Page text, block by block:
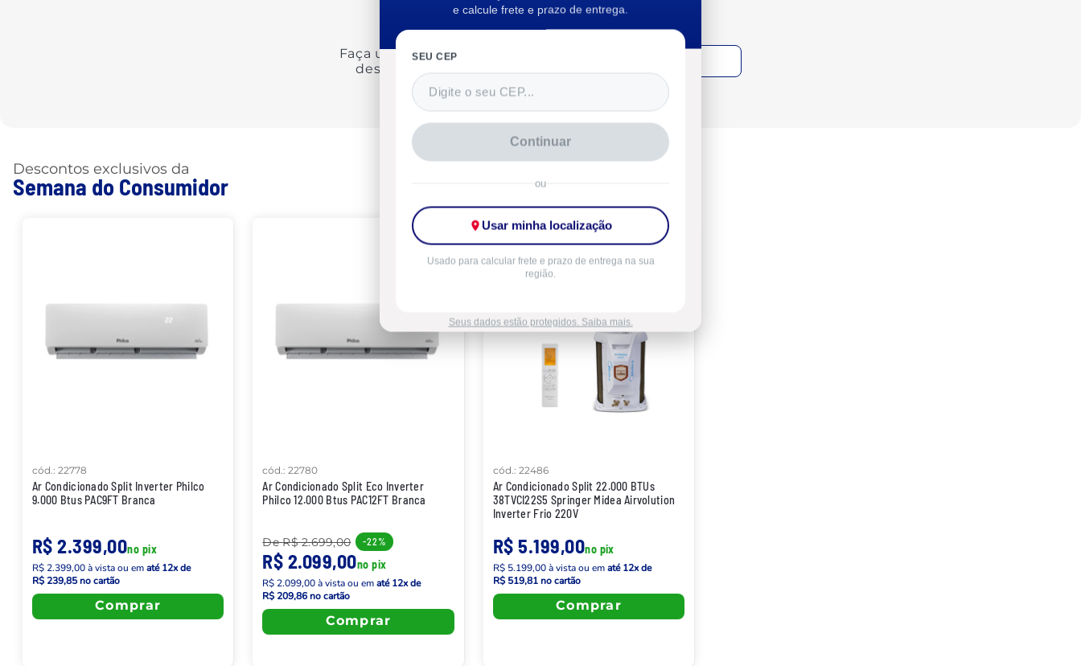
e calcule frete e prazo de entrega.
SEU CEP
Continuar
ou
Usar minha localização
Usado para calcular frete e prazo de entrega na sua
região.
Seus dados estão protegidos. Saiba mais.
Faça uma avaliação
deste produto
Descontos exclusivos da
Semana do Consumidor
cód. : 22778
Ar Condicionado Split Inverter Philco
9.000 Btus PAC9FT Branca
R$ 2.399,00no pix
R$ 2.399,00à vistaou ematé12x de
R$ 239,85no cartão
cód.:22780
Ar Condicionado Split Eco Inverter
Philco 12.000 Btus PAC12FT Branca
DeR$ 2.699,00 -22%
R$ 2.099,00no pix
R$ 2.099,00à vistaou em até12x de
R$ 209,86no cartão
cód. : 22486
Ar Condicionado Split 22.000 BTUs
38TVCI22S5 Springer Midea Airvolution
Inverter Frio 220V
R$ 5.199,00no pix
R$ 5.199,00à vistaou em até12x de
R$ 519,81no cartão